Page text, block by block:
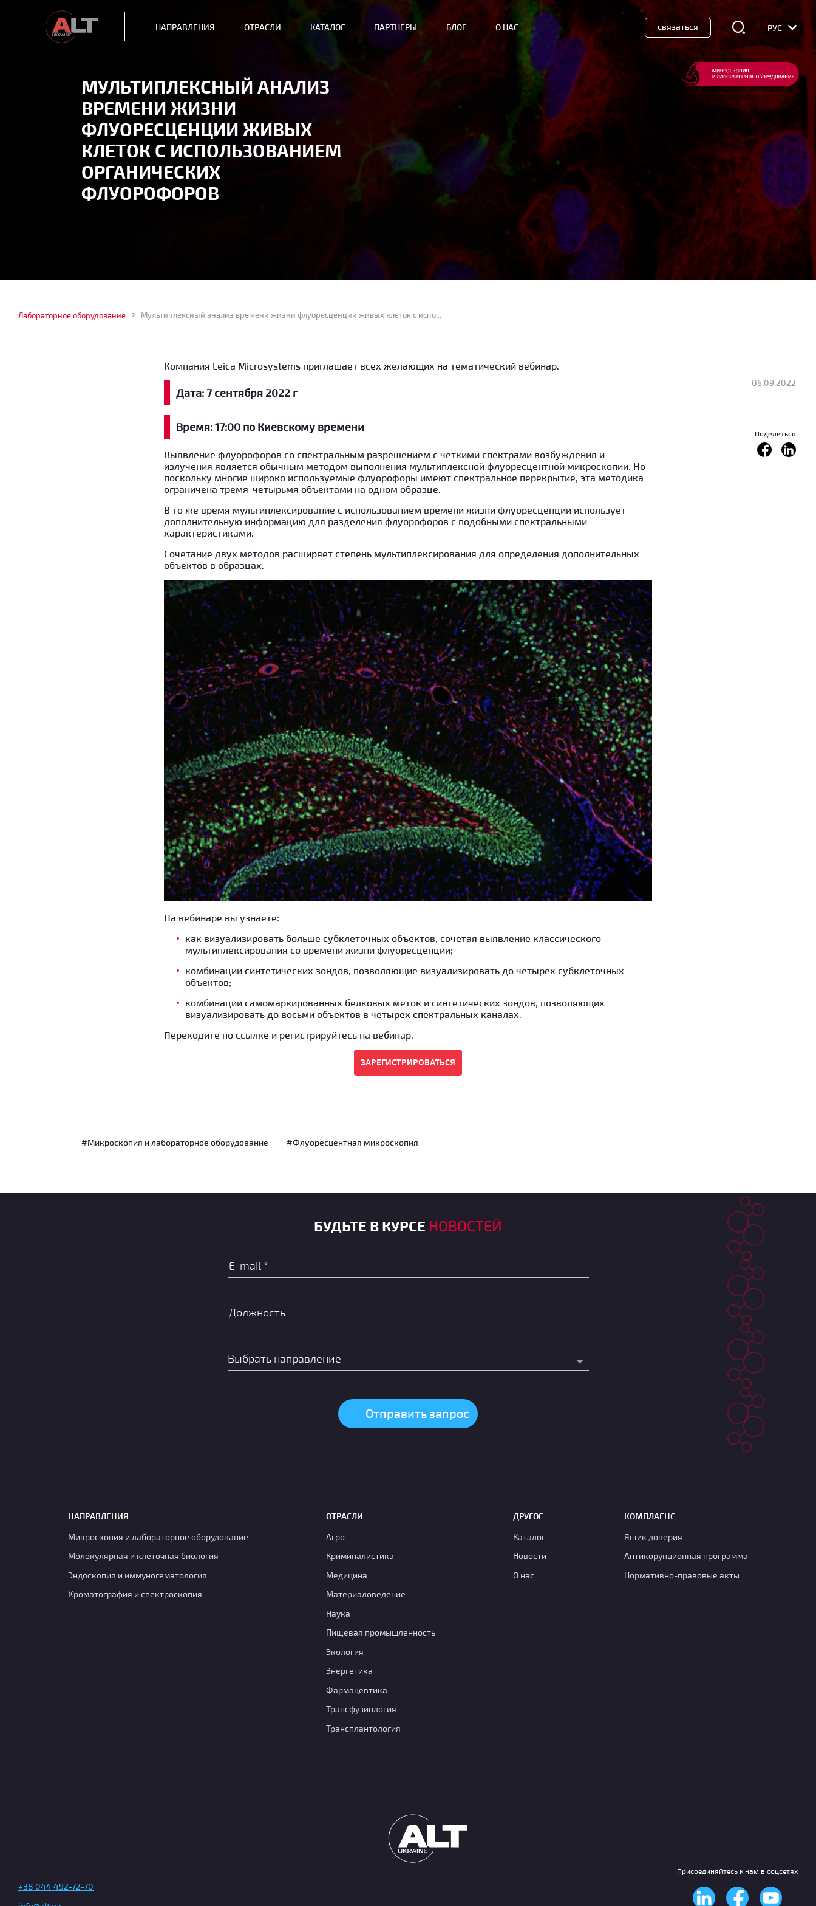
МУЛЬТИПЛЕКСНЫЙ АНАЛИЗ
ВРЕМЕНИ ЖИЗНИ
ФЛУОРЕСЦЕНЦИИ ЖИВЫХ
КЛЕТОК С ИСПОЛЬЗОВАНИЕМ
ОРГАНИЧЕСКИХ
ФЛУОРОФОРОВ
НАПРАВЛЕНИЯ ОТРАСЛИ КАТАЛОГ ПАРТНЕРЫ БЛОГ О НАС связаться РУС
Лабораторное оборудование Мультиплексный анализ времени жизни флуоресценции живых клеток с использованием органических флуорофоров
06.09.2022
Поделиться
Компания Leica Microsystems приглашает всех желающих на тематический вебинар.
Дата: 7 сентября 2022 г
Время: 17:00 по Киевскому времени
Выявление флуорофоров со спектральным разрешением с четкими спектрами возбуждения и
излучения является обычным методом выполнения мультиплексной флуоресцентной микроскопии. Но
поскольку многие широко используемые флуорофоры имеют спектральное перекрытие, эта методика
ограничена тремя-четырьмя объектами на одном образце.
В то же время мультиплексирование с использованием времени жизни флуоресценции использует
дополнительную информацию для разделения флуорофоров с подобными спектральными
характеристиками.
Сочетание двух методов расширяет степень мультиплексирования для определения дополнительных
объектов в образцах.
На вебинаре вы узнаете:
как визуализировать больше субклеточных объектов, сочетая выявление классического
мультиплексирования со времени жизни флуоресценции;
комбинации синтетических зондов, позволяющие визуализировать до четырех субклеточных
объектов;
комбинации самомаркированных белковых меток и синтетических зондов, позволяющих
визуализировать до восьми объектов в четырех спектральных каналах.
Переходите по ссылке и регистрируйтесь на вебинар.
#Микроскопия и лабораторное оборудование #Флуоресцентная микроскопия
БУДЬТЕ В КУРСЕ НОВОСТЕЙ
НАПРАВЛЕНИЯ
Микроскопия и лабораторное оборудование
Молекулярная и клеточная биология
Эндоскопия и иммуногематология
Хроматография и спектроскопия
ОТРАСЛИ
Агро
Криминалистика
Медицина
Материаловедение
Наука
Пищевая промышленность
Экология
Энергетика
Фармацевтика
Транcфузиология
Трансплантология
ДРУГОЕ
Каталог
Новости
О нас
КОМПЛАЕНС
Ящик доверия
Антикорупционная программа
Нормативно-правовые акты
+38 044 492-72-70
Присоединяйтесь к нам в соцсетях